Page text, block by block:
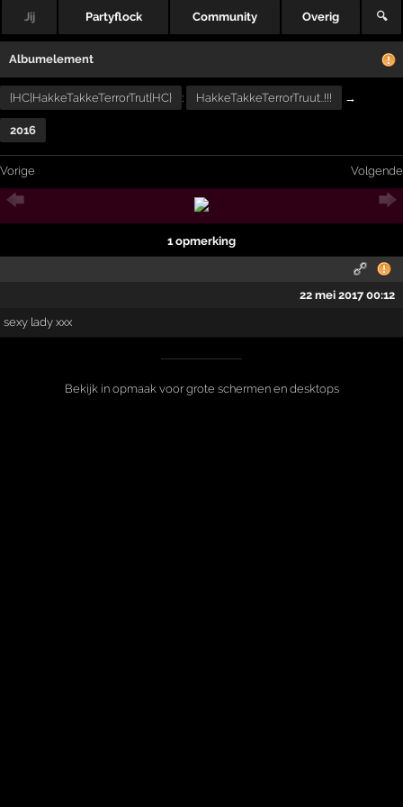
Jij Partyflock Community Overig 🔍
Albumelement
{HC}HakkeTakkeTerrorTrut{HC} : HakkeTakkeTerrorTruut..!!! →
2016
Vorige Volgende
1 opmerking
22 mei 2017 00:12
sexy lady xxx
Bekijk in opmaak voor grote schermen en desktops